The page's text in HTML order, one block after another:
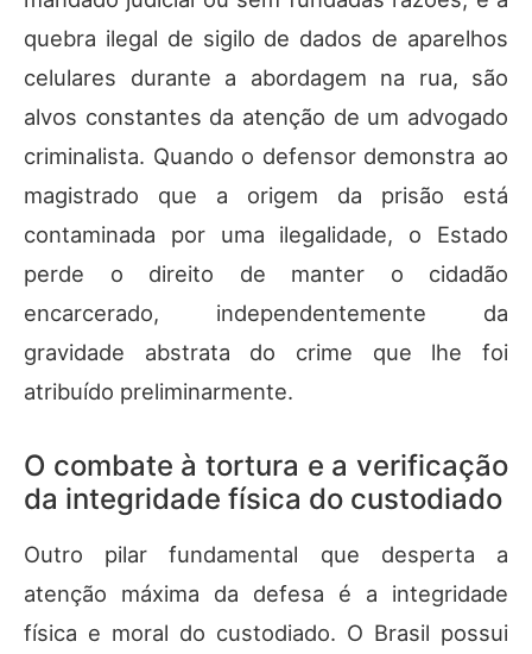
quebra ilegal de sigilo de dados de aparelhos
celulares durante a abordagem na rua, são
alvos constantes da atenção de um advogado
criminalista. Quando o defensor demonstra ao
magistrado que a origem da prisão está
contaminada por uma ilegalidade, o Estado
perde o direito de manter o cidadão
encarcerado, independentemente da
gravidade abstrata do crime que lhe foi
atribuído preliminarmente.
O combate à tortura e a verificação
da integridade física do custodiado
Outro pilar fundamental que desperta a
atenção máxima da defesa é a integridade
física e moral do custodiado. O Brasil possui